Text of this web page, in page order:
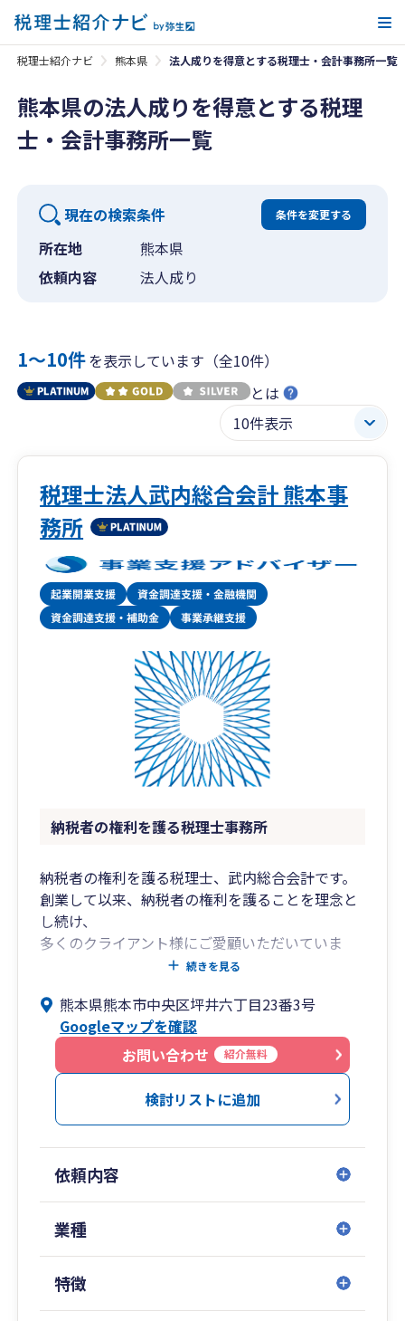
税理士紹介ナビ 熊本県 法人成りを得意とする税理士・会計事務所一覧
熊本県の法人成りを得意とする税理
士・会計事務所一覧
現在の検索条件 条件を変更する
所在地
熊本県
依頼内容
法人成り
1〜10件を表示しています（全10件）
とは
税理士法人武内総合会計 熊本事
務所
納税者の権利を護る税理士事務所
納税者の権利を護る税理士、武内総合会計です。
創業して以来、納税者の権利を護ることを理念と
し続け、
多くのクライアント様にご愛顧いただいていま
◎税理士法人武内総合会計
■税務・会計業務・申告書作成など、幅広くサ
・コンプライアンスサービス
（各税目の申告書作成）
・税務調査立ち合い
◎TTSコンサルティング株式会社
■企業経営の高品質コンサルティング
・株式・営業権・企業評価コンサルティング
続きを見る
熊本県熊本市中央区坪井六丁目23番3号
Googleマップを確認
お問い合わせ
紹介無料
検討リストに追加
依頼内容
業種
特徴